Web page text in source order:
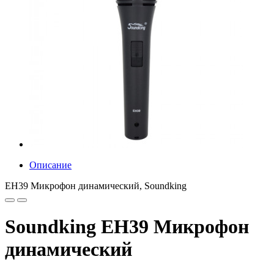
Описание
EH39 Микрофон динамический, Soundking
Soundking EH39 Микрофон
динамический